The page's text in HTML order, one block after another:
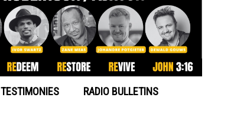
TESTIMONIES RADIO BULLETINS